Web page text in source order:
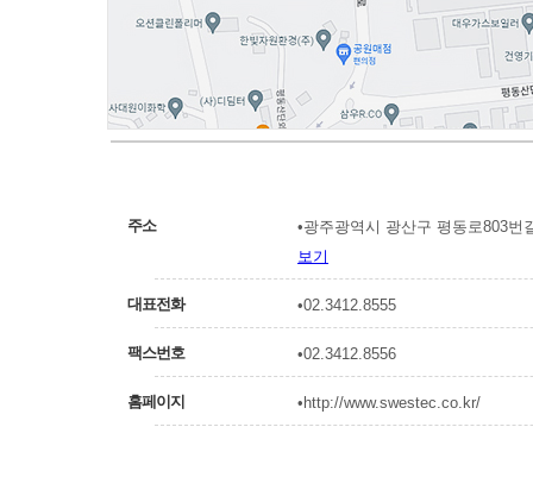
주소
•광주광역시 광산구 평동로803번
보기
대표전화 •02.3412.8555
팩스번호 •02.3412.8556
홈페이지 •http://www.swestec.co.kr/